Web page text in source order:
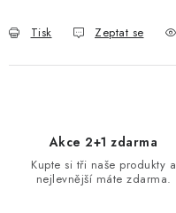
Tisk Zeptat se
Akce 2+1 zdarma
Kupte si tři naše produkty a
nejlevnější máte zdarma.